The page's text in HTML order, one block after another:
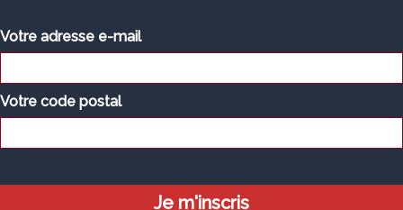
Votre adresse e-mail
Votre code postal